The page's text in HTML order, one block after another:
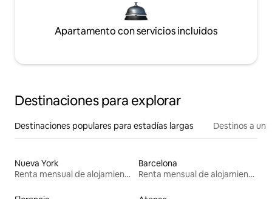
Apartamento con servicios incluidos
Destinaciones para explorar
Destinaciones populares para estadías largas Destinos a un
Nueva York
Renta mensual de alojamientos
Barcelona
Renta mensual de alojamientos